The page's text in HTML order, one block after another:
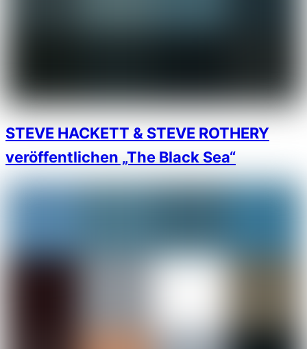
STEVE HACKETT & STEVE ROTHERY
veröffentlichen „The Black Sea“